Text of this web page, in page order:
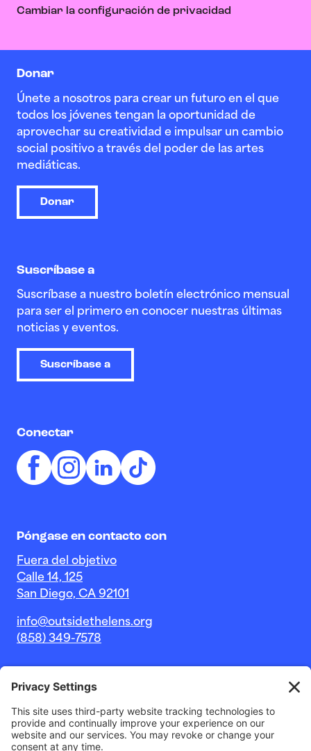
Donar
Únete a nosotros para crear un futuro en el que
todos los jóvenes tengan la oportunidad de
aprovechar su creatividad e impulsar un cambio
social positivo a través del poder de las artes
mediáticas.
Donar
Suscríbase a
Suscríbase a nuestro boletín electrónico mensual
para ser el primero en conocer nuestras últimas
noticias y eventos.
Suscríbase a
Conectar
Póngase en contacto con
Fuera del objetivo
Calle 14, 125
San Diego, CA 92101
info@outsidethelens.org
(858) 349-7578
© 2026 Outside The Lens, una organización sin fines de
lucro 501c(3).
Cambiar la configuración de privacidad